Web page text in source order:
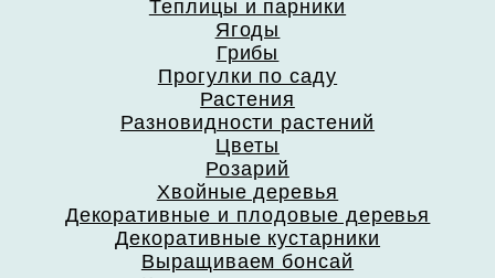
Теплицы и парники
Ягоды
Грибы
Прогулки по саду
Растения
Разновидности растений
Цветы
Розарий
Хвойные деревья
Декоративные и плодовые деревья
Декоративные кустарники
Выращиваем бонсай